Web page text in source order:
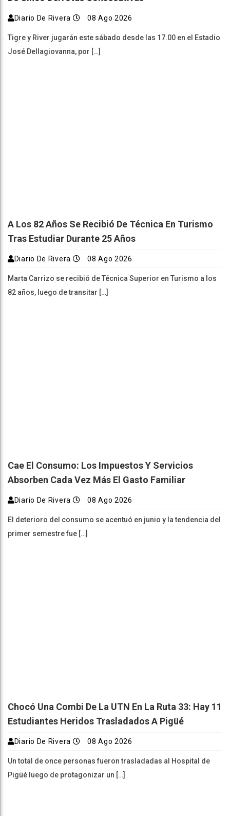
Diario De Rivera 08 Ago 2026
Tigre y River jugarán este sábado desde las 17.00 en el Estadio
José Dellagiovanna, por […]
A Los 82 Años Se Recibió De Técnica En Turismo
Tras Estudiar Durante 25 Años
Diario De Rivera 08 Ago 2026
Marta Carrizo se recibió de Técnica Superior en Turismo a los
82 años, luego de transitar […]
Cae El Consumo: Los Impuestos Y Servicios
Absorben Cada Vez Más El Gasto Familiar
Diario De Rivera 08 Ago 2026
El deterioro del consumo se acentuó en junio y la tendencia del
primer semestre fue […]
Chocó Una Combi De La UTN En La Ruta 33: Hay 11
Estudiantes Heridos Trasladados A Pigüé
Diario De Rivera 08 Ago 2026
Un total de once personas fueron trasladadas al Hospital de
Pigüé luego de protagonizar un […]